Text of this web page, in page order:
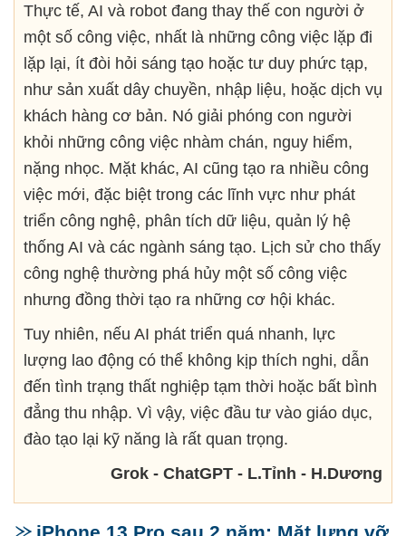
Thực tế, AI và robot đang thay thế con người ở
một số công việc, nhất là những công việc lặp đi
lặp lại, ít đòi hỏi sáng tạo hoặc tư duy phức tạp,
như sản xuất dây chuyền, nhập liệu, hoặc dịch vụ
khách hàng cơ bản. Nó giải phóng con người
khỏi những công việc nhàm chán, nguy hiểm,
nặng nhọc. Mặt khác, AI cũng tạo ra nhiều công
việc mới, đặc biệt trong các lĩnh vực như phát
triển công nghệ, phân tích dữ liệu, quản lý hệ
thống AI và các ngành sáng tạo. Lịch sử cho thấy
công nghệ thường phá hủy một số công việc
nhưng đồng thời tạo ra những cơ hội khác.
Tuy nhiên, nếu AI phát triển quá nhanh, lực
lượng lao động có thể không kịp thích nghi, dẫn
đến tình trạng thất nghiệp tạm thời hoặc bất bình
đẳng thu nhập. Vì vậy, việc đầu tư vào giáo dục,
đào tạo lại kỹ năng là rất quan trọng.
Grok - ChatGPT - L.Tỉnh - H.Dương
iPhone 13 Pro sau 2 năm: Mặt lưng vỡ